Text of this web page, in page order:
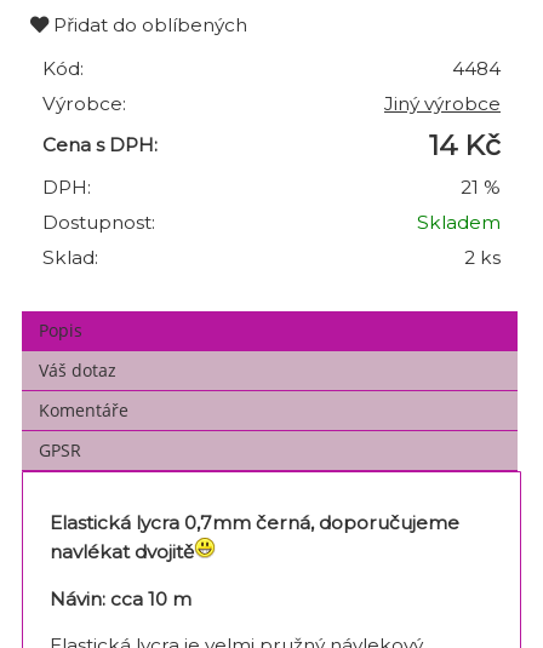
Přidat do oblíbených
Kód:
4484
Výrobce:
Jiný výrobce
Cena s DPH:
14 Kč
DPH:
21 %
Dostupnost:
Skladem
Sklad:
2 ks
Popis
Váš dotaz
Komentáře
GPSR
Elastická lycra 0,7mm černá, doporučujeme
navlékat dvojitě
Návin: cca 10 m